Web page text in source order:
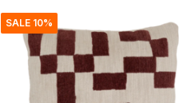
SALE 10%